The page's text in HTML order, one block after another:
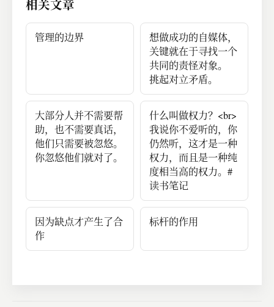
相关文章
管理的边界
想做成功的自媒体，
关键就在于寻找一个
共同的责怪对象。
挑起对立矛盾。
大部分人并不需要帮
助，也不需要真话，
他们只需要被忽悠。
你忽悠他们就对了。
什么叫做权力？<br>
我说你不爱听的，你
仍然听，这才是一种
权力，而且是一种纯
度相当高的权力。#
读书笔记
因为缺点才产生了合
作
标杆的作用